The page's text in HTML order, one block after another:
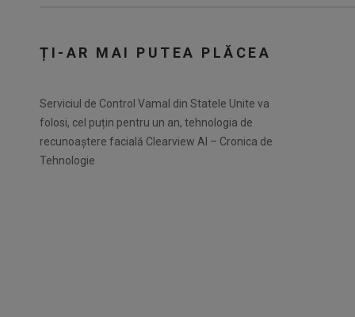
ȚI-AR MAI PUTEA PLĂCEA
Serviciul de Control Vamal din Statele Unite va
folosi, cel puțin pentru un an, tehnologia de
recunoaștere facială Clearview AI – Cronica de
Tehnologie